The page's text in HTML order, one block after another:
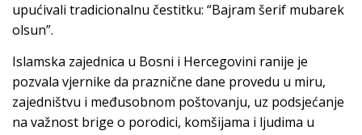
upućivali tradicionalnu čestitku: “Bajram šerif mubarek
olsun”.
Islamska zajednica u Bosni i Hercegovini ranije je
pozvala vjernike da praznične dane provedu u miru,
zajedništvu i međusobnom poštovanju, uz podsjećanje
na važnost brige o porodici, komšijama i ljudima u